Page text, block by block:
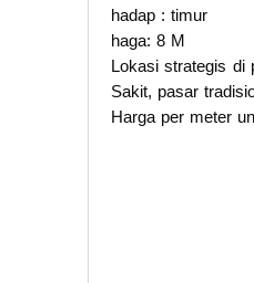
hadap : timur
haga: 8 M
Lokasi strategis di
Sakit, pasar
Harga per meter